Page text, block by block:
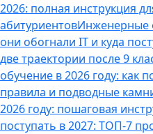
2026: полная инструкция
абитуриентовИнженерные
они обогнали IT и куда
две траектории после 9
обучение в 2026 году: как
правила и подводные
2026 году: пошаговая
поступать в 2027: ТОП-7